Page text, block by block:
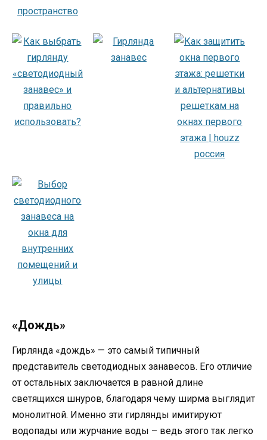
«Дождь»
Гирлянда «дождь» — это самый типичный
представитель светодиодных занавесов. Его отличие
от остальных заключается в равной длине
светящихся шнуров, благодаря чему ширма выглядит
монолитной. Именно эти гирлянды имитируют
водопады или журчание воды – ведь этого так легко